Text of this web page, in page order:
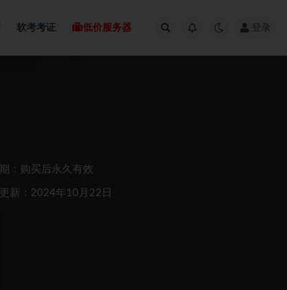
软考考证 低价服务器 登录
：购买后永久有效
新：2024年10月22日